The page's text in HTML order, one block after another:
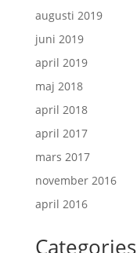
augusti 2019
juni 2019
april 2019
maj 2018
april 2018
april 2017
mars 2017
november 2016
april 2016
Categories